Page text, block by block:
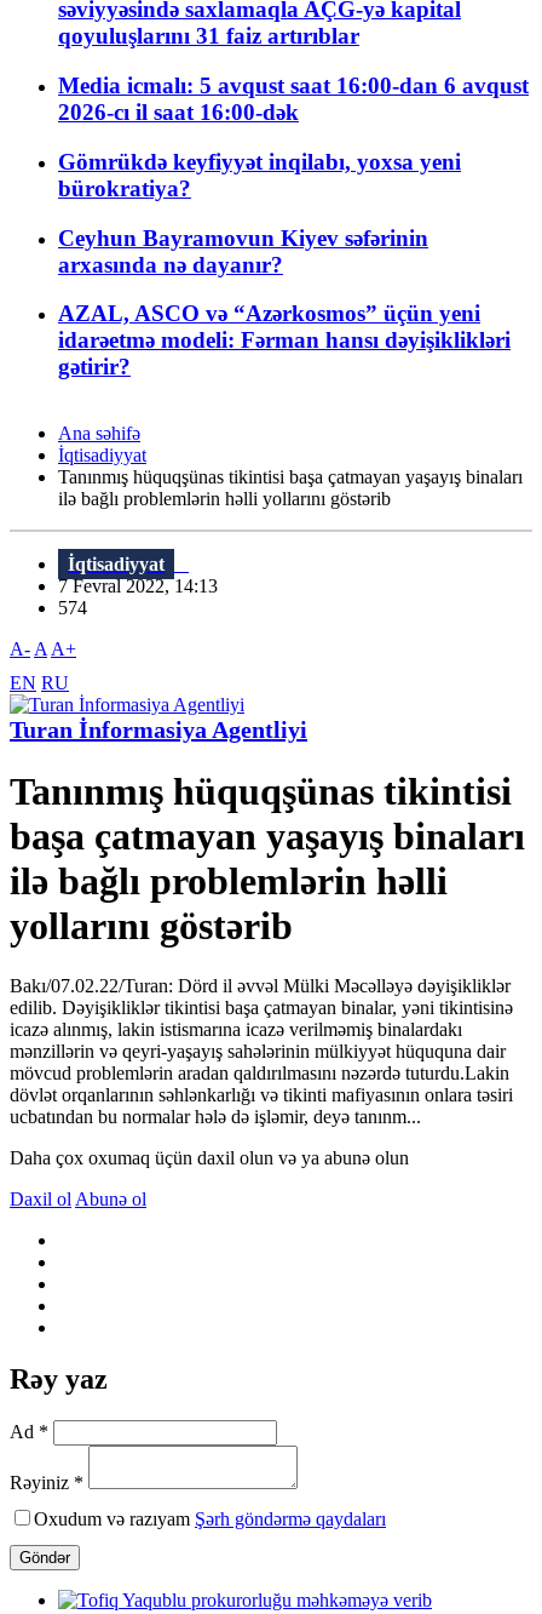
səviyyəsində saxlamaqla AÇG-yə kapital
qoyuluşlarını 31 faiz artırıblar
Media icmalı: 5 avqust saat 16:00-dan 6 avqust
2026-cı il saat 16:00-dək
Gömrükdə keyfiyyət inqilabı, yoxsa yeni
bürokratiya?
Ceyhun Bayramovun Kiyev səfərinin
arxasında nə dayanır?
AZAL, ASCO və “Azərkosmos” üçün yeni
idarəetmə modeli: Fərman hansı dəyişiklikləri
gətirir?
Ana səhifə
İqtisadiyyat
Tanınmış hüquqşünas tikintisi başa çatmayan yaşayış binaları
ilə bağlı problemlərin həlli yollarını göstərib
İqtisadiyyat
7 Fevral 2022, 14:13
574
A- A A+
EN RU
Turan İnformasiya Agentliyi
Tanınmış hüquqşünas tikintisi
başa çatmayan yaşayış binaları
ilə bağlı problemlərin həlli
yollarını göstərib
Bakı/07.02.22/Turan: Dörd il əvvəl Mülki Məcəlləyə dəyişikliklər
edilib. Dəyişikliklər tikintisi başa çatmayan binalar, yəni tikintisinə
icazə alınmış, lakin istismarına icazə verilməmiş binalardakı
mənzillərin və qeyri-yaşayış sahələrinin mülkiyyət hüququna dair
mövcud problemlərin aradan qaldırılmasını nəzərdə tuturdu.Lakin
dövlət orqanlarının səhlənkarlığı və tikinti mafiyasının onlara təsiri
ucbatından bu normalar hələ də işləmir, deyə tanınm...
Daha çox oxumaq üçün daxil olun və ya abunə olun
Daxil ol Abunə ol
Rəy yaz
Ad *
Rəyiniz *
Oxudum və razıyam Şərh göndərmə qaydaları
Göndər